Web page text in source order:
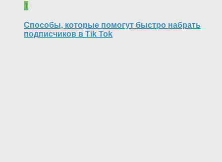
1
Способы, которые помогут быстро набрать
подписчиков в Tik Tok